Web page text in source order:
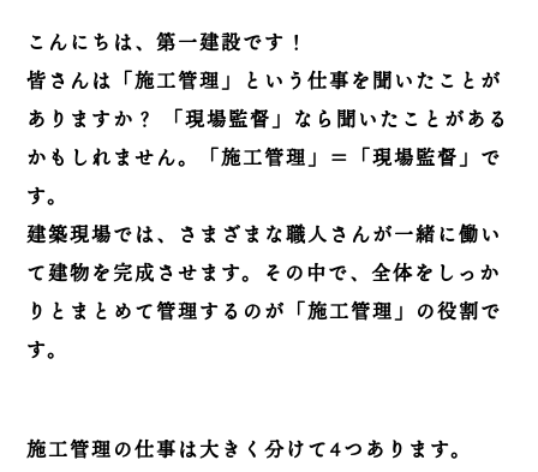
こんにちは、第一建設です！
皆さんは「施工管理」という仕事を聞いたことが
ありますか？ 「現場監督」なら聞いたことがある
かもしれません。「施工管理」＝「現場監督」で
す。
建築現場では、さまざまな職人さんが一緒に働い
て建物を完成させます。その中で、全体をしっか
りとまとめて管理するのが「施工管理」の役割で
す。
施工管理の仕事は大きく分けて4つあります。